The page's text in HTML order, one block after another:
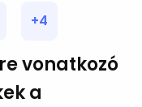
+4
vonatkozó
a